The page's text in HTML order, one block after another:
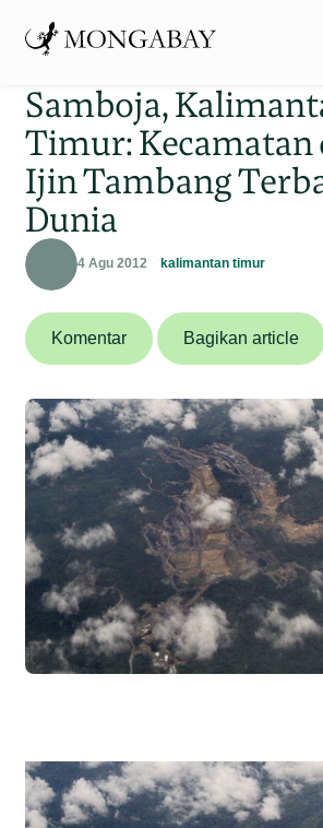
Samboja,
Timur: Kecamatan
Ijin Tambang
Dunia
4 Agu 2012 kalimantan timur
Komentar Bagikan article